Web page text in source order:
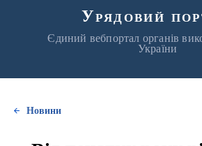
Урядовий
Єдиний вебпортал органів
України
Новини